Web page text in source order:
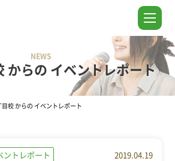
NEWS
からの イベントレポート
校 からの イベントレポート
ントレポート 2019.04.19